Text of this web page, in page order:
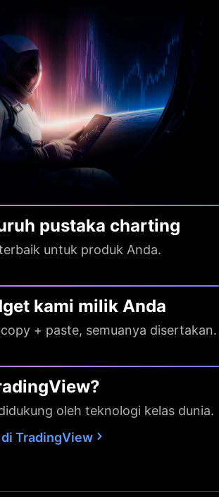
pustaka charting
untuk produk Anda.
kami milik Anda
+ paste, semuanya disertakan.
oleh teknologi kelas dunia.
TradingView